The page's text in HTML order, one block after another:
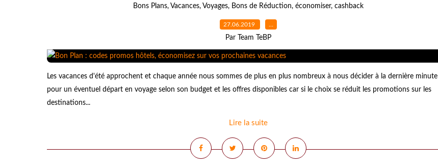
Bons Plans, Vacances, Voyages, Bons de Réduction, économiser, cashback
27.06.2019 …
Par Team TeBP
Les vacances d'été approchent et chaque année nous sommes de plus en plus nombreux à nous décider à la dernière minute
pour un éventuel départ en voyage selon son budget et les offres disponibles car si le choix se réduit les promotions sur les
destinations...
Lire la suite